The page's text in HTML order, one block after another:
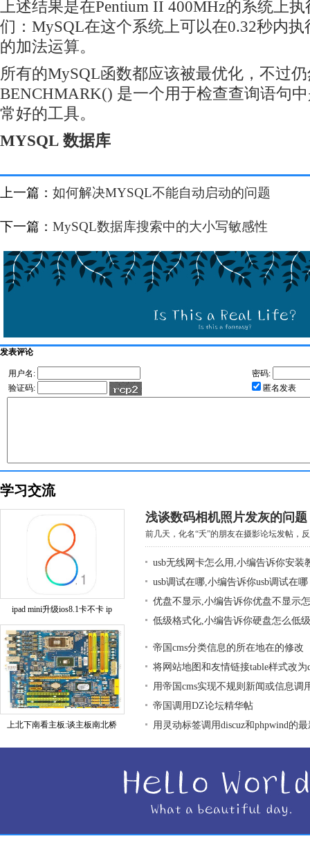
上述结果是在Pentium II 400MHz的系统上
们：MySQL在这个系统上可以在0.32秒内执
的加法运算。
所有的MySQL函数都应该被最优化，不过
BENCHMARK() 是一个用于检查查询语句
常好的工具。
MYSQL 数据库
上一篇： 如何解决MYSQL不能自动启动的问题
下一篇： MySQL数据库搜索中的大小写敏感性
发表评论
用户名:
密码:
验证码:
匿名发表
学习交流
ipad mini升级ios8.1卡不卡 ip
上北下南看主板:谈主板南北桥
浅谈数码相机照片发灰的问题
前几天，化名“夭”的朋友在摄影论坛发帖，
usb无线网卡怎么用,小编告诉你安装
usb调试在哪,小编告诉你usb调试在哪
优盘不显示,小编告诉你优盘不显示
低级格式化,小编告诉你硬盘怎么低
帝国cms分类信息的所在地在的修改
将网站地图和友情链接table样式改为
用帝国cms实现不规则新闻或信息调
帝国调用DZ论坛精华帖
用灵动标签调用discuz和phpwind的